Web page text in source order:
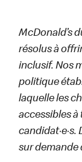
McDonald’s
résolus à
inclusif. Nos
politique
laquelle les
accessibles à
sur demande